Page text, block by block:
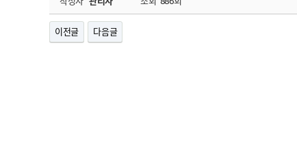
이전글 다음글